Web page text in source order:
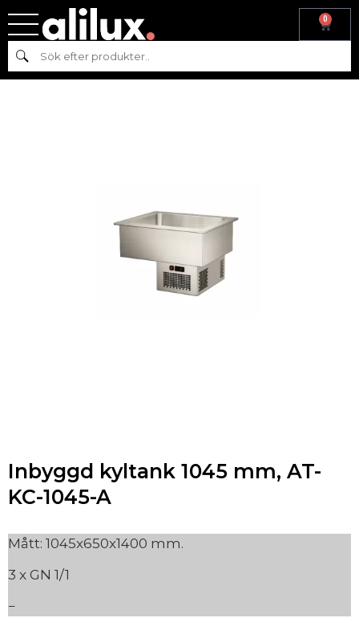
0
Sök
Hem
Inbyggd kyltank 1045 mm, AT-
KC-1045-A
Mått: 1045x650x1400 mm.
3 x GN 1/1